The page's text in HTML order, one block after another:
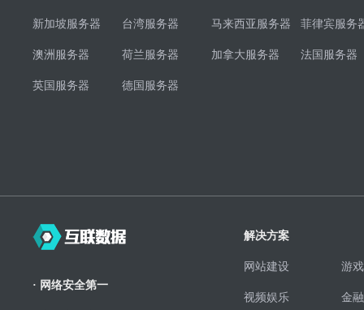
新加坡服务器 台湾服务器 马来西亚服务器 菲律宾服务
澳洲服务器 荷兰服务器 加拿大服务器 法国服务器
英国服务器 德国服务器
· 网络安全第一
解决方案
网站建设 游
视频娱乐 金